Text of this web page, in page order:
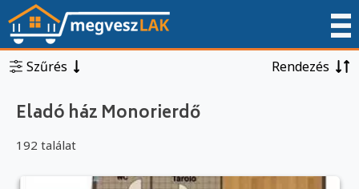
Szűrés Rendezés
Eladó ház Monorierdő
192 találat